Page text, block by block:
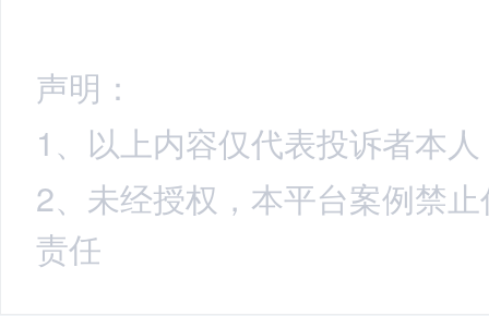
声明：
1、以上内容仅代表投诉者本
2、未经授权，本平台案例禁
责任